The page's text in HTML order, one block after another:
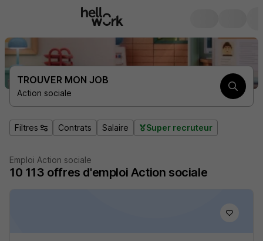
TROUVER MON JOB
Action sociale
Filtres Contrats Salaire Super recruteur
Emploi Action sociale
10 113 offres d'emploi Action sociale